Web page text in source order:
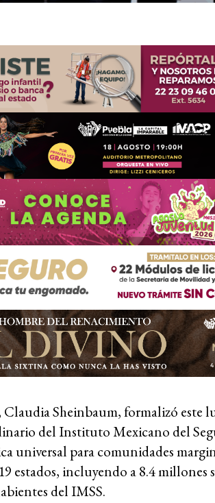
Claudia Sheinbaum, formalizó este
del Instituto Mexicano del
universal para comunidades
estados, incluyendo a 8.4 millones
del IMSS.